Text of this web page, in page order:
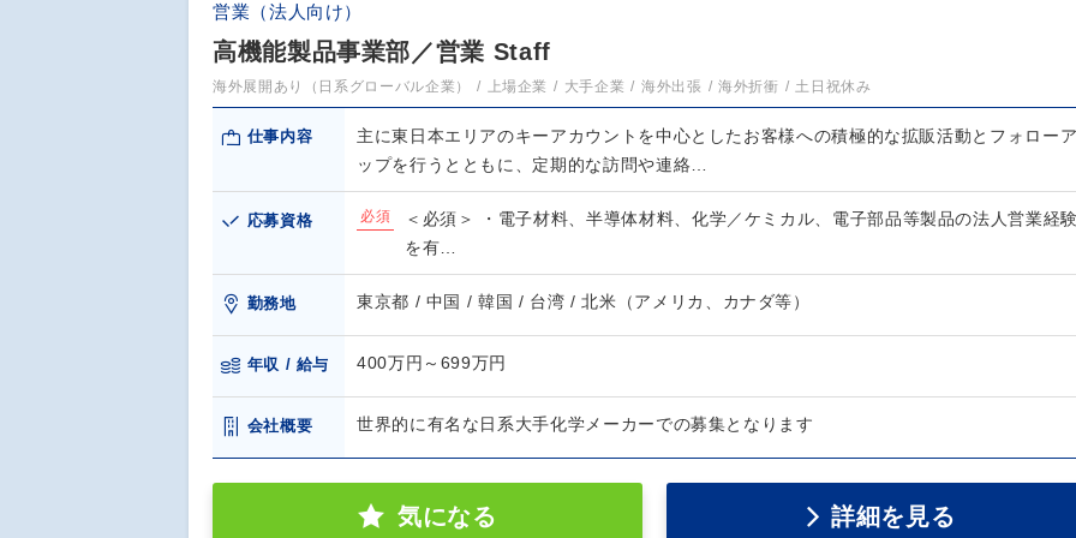
営業（法人向け）
高機能製品事業部／営業 Staff
海外展開あり（日系グローバル企業） 上場企業 大手企業 海外出張 海外折衝 土日祝休み
仕事内容
主に東日本エリアのキーアカウントを中心としたお客様への積極的な拡販活動とフォロー
ップを行うとともに、定期的な訪問や連絡…
応募資格 必須
＜必須＞ ・電子材料、半導体材料、化学／ケミカル、電子部品等製品の法人営業経
を有…
勤務地 東京都 / 中国 / 韓国 / 台湾 / 北米（アメリカ、カナダ等）
年収 / 給与 400万円～699万円
会社概要 世界的に有名な日系大手化学メーカーでの募集となります
気になる 詳細を見る